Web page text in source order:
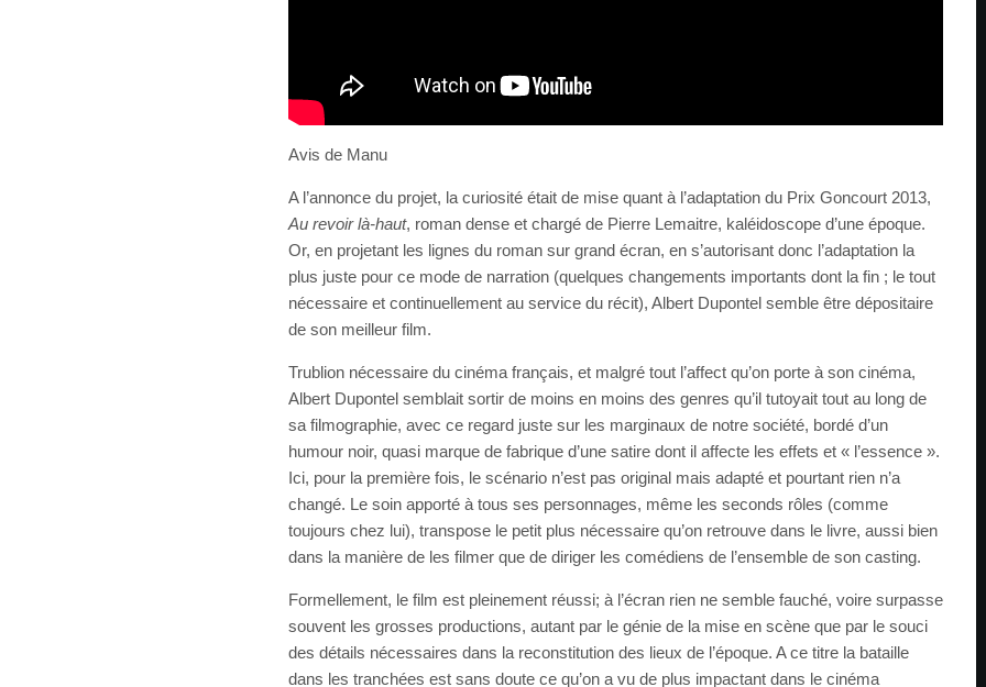
Avis de Manu
A l’annonce du projet, la curiosité était de mise quant à l’adaptation du Prix Goncourt 2013,
Au revoir là-haut, roman dense et chargé de Pierre Lemaitre, kaléidoscope d’une époque.
Or, en projetant les lignes du roman sur grand écran, en s’autorisant donc l’adaptation la
plus juste pour ce mode de narration (quelques changements importants dont la fin ; le tout
nécessaire et continuellement au service du récit), Albert Dupontel semble être dépositaire
de son meilleur film.
Trublion nécessaire du cinéma français, et malgré tout l’affect qu’on porte à son cinéma,
Albert Dupontel semblait sortir de moins en moins des genres qu’il tutoyait tout au long de
sa filmographie, avec ce regard juste sur les marginaux de notre société, bordé d’un
humour noir, quasi marque de fabrique d’une satire dont il affecte les effets et « l’essence ».
Ici, pour la première fois, le scénario n’est pas original mais adapté et pourtant rien n’a
changé. Le soin apporté à tous ses personnages, même les seconds rôles (comme
toujours chez lui), transpose le petit plus nécessaire qu’on retrouve dans le livre, aussi bien
dans la manière de les filmer que de diriger les comédiens de l’ensemble de son casting.
Formellement, le film est pleinement réussi; à l’écran rien ne semble fauché, voire surpasse
souvent les grosses productions, autant par le génie de la mise en scène que par le souci
des détails nécessaires dans la reconstitution des lieux de l’époque. A ce titre la bataille
dans les tranchées est sans doute ce qu’on a vu de plus impactant dans le cinéma